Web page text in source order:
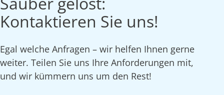
Kontaktieren Sie uns!
Egal welche Anfragen – wir helfen Ihnen gerne
weiter. Teilen Sie uns Ihre Anforderungen mit,
und wir kümmern uns um den Rest!